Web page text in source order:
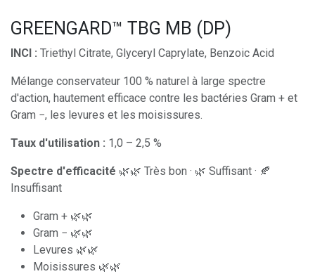
GREENGARD™ TBG MB (DP)
INCI : Triethyl Citrate, Glyceryl Caprylate, Benzoic Acid
Mélange conservateur 100 % naturel à large spectre
d'action, hautement efficace contre les bactéries Gram + et
Gram −, les levures et les moisissures.
Taux d'utilisation : 1,0 – 2,5 %
Spectre d'efficacité 🌿🌿 Très bon · 🌿 Suffisant · 🍂
Insuffisant
Gram + 🌿🌿
Gram − 🌿🌿
Levures 🌿🌿
Moisissures 🌿🌿